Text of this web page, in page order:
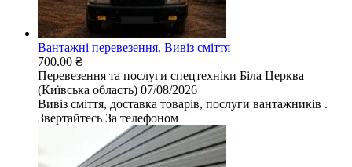
Вантажні перевезення. Вивіз сміття
700.00 ₴
Перевезення та послуги спецтехніки Біла Церква
(Київська область) 07/08/2026
Вивіз сміття, доставка товарів, послуги вантажників .
Звертайтесь За телефоном